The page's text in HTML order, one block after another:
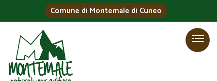
Comune di Montemale di Cuneo